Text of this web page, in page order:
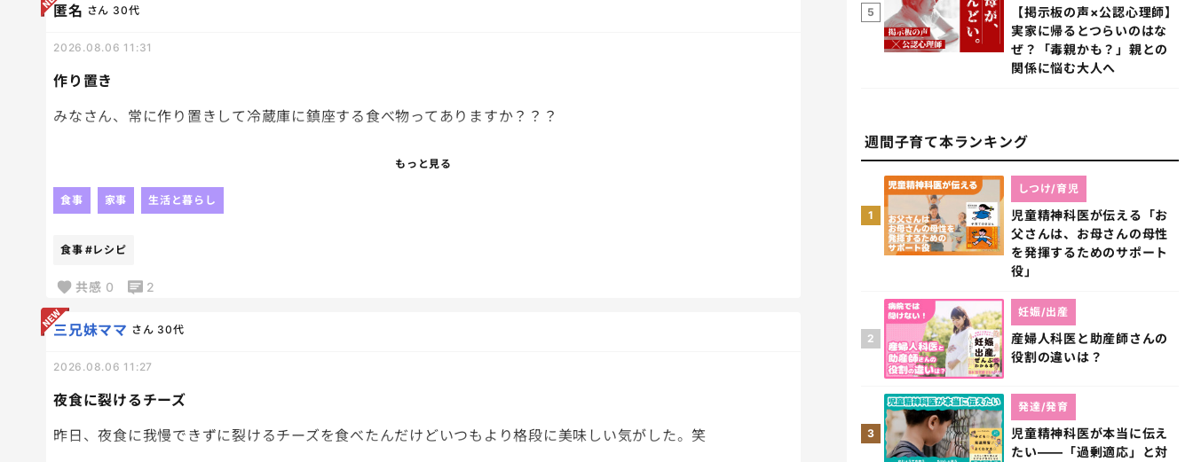
作り置き
匿名 さん 30代
2026.08.06 11:31
みなさん、常に作り置きして冷蔵庫に鎮座する食べ物ってありますか？？？
朝ごはんや昼ごはんで、さくっと食べれる様に作り置きしたいと思いつつも
SNSで見る作り置きレシピって結構キラキラしてるものが多い気がして。笑
普通の私には向いてないなーって思っちゃうからなかなか採用できず。笑
もっと見る
食事 家事 生活と暮らし
食事 #レシピ
共感 0 2
夜食に裂けるチーズ
三兄妹ママ さん 30代
2026.08.06 11:27
昨日、夜食に我慢できずに裂けるチーズを食べたんだけどいつもより格段に美味しい気がした。笑
5
【掲示板の声×公認心理師】
実家に帰るとつらいのはな
ぜ？「毒親かも？」親との
関係に悩む大人へ
週間子育て本ランキング
1
児童精神科医が伝える「お
父さんは、お母さんの母性
を発揮するためのサポート
役」
しつけ/育児
2
産婦人科医と助産師さんの
役割の違いは？
妊娠/出産
3
児童精神科医が本当に伝え
たい――「過剰適応」と対
発達/発育